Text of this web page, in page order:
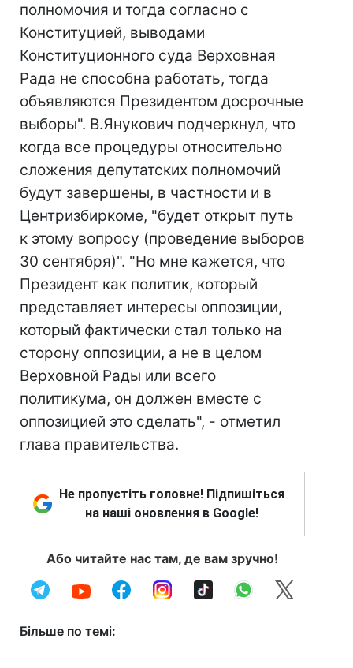
полномочия и тогда согласно с
Конституцией, выводами
Конституционного суда Верховная
Рада не способна работать, тогда
объявляются Президентом досрочные
выборы". В.Янукович подчеркнул, что
когда все процедуры относительно
сложения депутатских полномочий
будут завершены, в частности и в
Центризбиркоме, "будет открыт путь
к этому вопросу (проведение выборов
30 сентября)". "Но мне кажется, что
Президент как политик, который
представляет интересы оппозиции,
который фактически стал только на
сторону оппозиции, а не в целом
Верховной Рады или всего
политикума, он должен вместе с
оппозицией это сделать", - отметил
глава правительства.
Не пропустіть головне! Підпишіться
на наші оновлення в Google!
Або читайте нас там, де вам зручно!
Більше по темі: